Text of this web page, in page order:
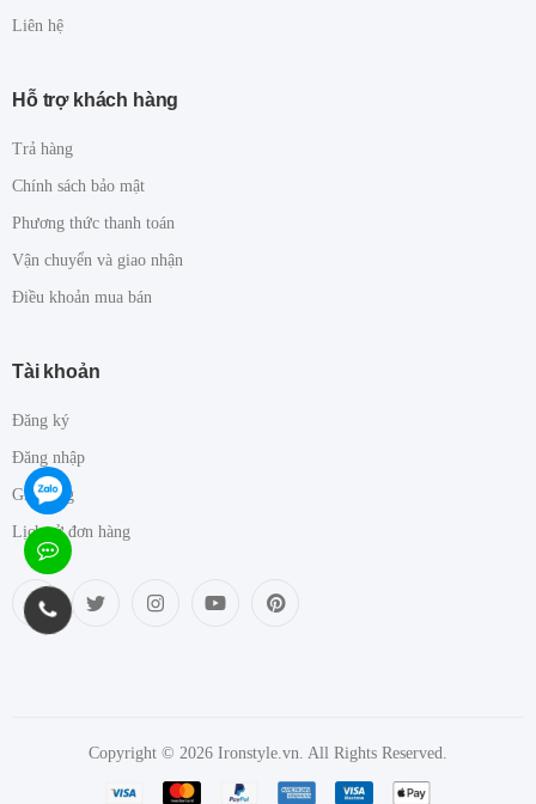
Liên hệ
Hỗ trợ khách hàng
Trả hàng
Chính sách bảo mật
Phương thức thanh toán
Vận chuyển và giao nhận
Điều khoản mua bán
Tài khoản
Đăng ký
Đăng nhập
Giỏ hàng
Lịch sử đơn hàng
Copyright © 2026 Ironstyle.vn. All Rights Reserved.